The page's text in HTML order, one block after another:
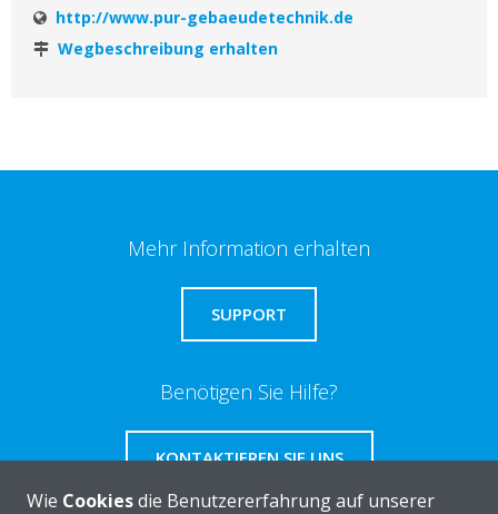
http://www.pur-gebaeudetechnik.de
Wegbeschreibung erhalten
Mehr Information erhalten
SUPPORT
Benötigen Sie Hilfe?
KONTAKTIEREN SIE UNS
Wie Cookiesdie Benutzererfahrung auf unserer